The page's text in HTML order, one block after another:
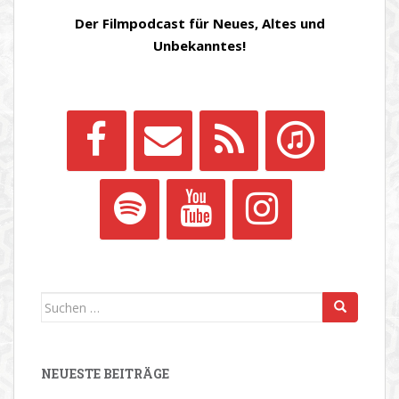
Der Filmpodcast für Neues, Altes und
Unbekanntes!
Suchen
NEUESTE BEITRÄGE